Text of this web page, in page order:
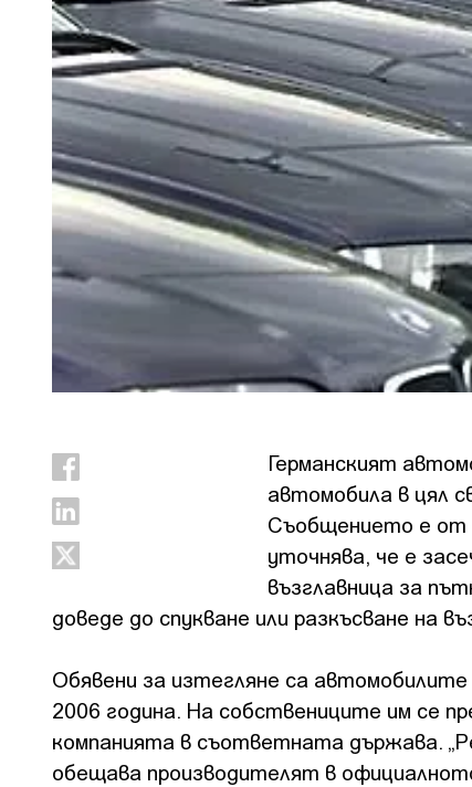
Германският
автомобила в цял
Съобщението е от
уточнява, че е
възглавница за
доведе до спукване или разкъсване на
Обявени за изтегляне са
2006 година. На собствениците им се
компанията в съответната държава.
обещава производителят в